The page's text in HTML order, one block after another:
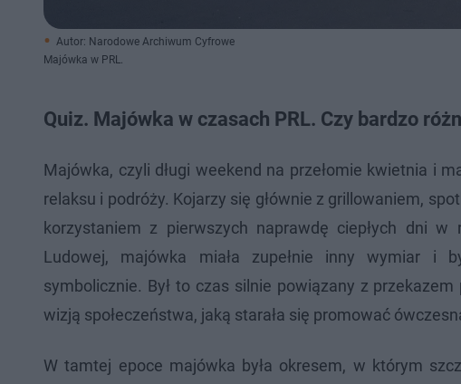
Autor: Narodowe Archiwum Cyfrowe
Majówka w PRL.
Quiz. Majówka w czasach PRL. Czy bardzo
Majówka, czyli długi weekend na przełomie kwietnia i
relaksu i podróży. Kojarzy się głównie z grillowaniem,
korzystaniem z pierwszych naprawdę ciepłych dni
Ludowej, majówka miała zupełnie inny wymiar i
symbolicznie. Był to czas silnie powiązany z
wizją społeczeństwa, jaką starała się promować
W tamtej epoce majówka była okresem, w którym